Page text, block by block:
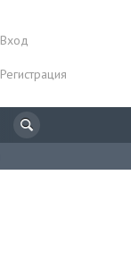
Вход
Регистрация